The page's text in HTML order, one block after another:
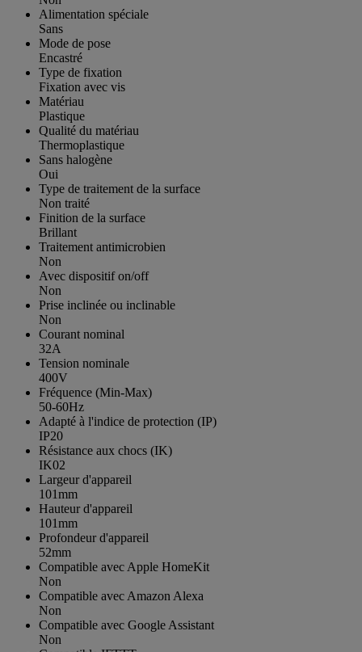
Alimentation spéciale
Sans
Mode de pose
Encastré
Type de fixation
Fixation avec vis
Matériau
Plastique
Qualité du matériau
Thermoplastique
Sans halogène
Oui
Type de traitement de la surface
Non traité
Finition de la surface
Brillant
Traitement antimicrobien
Non
Avec dispositif on/off
Non
Prise inclinée ou inclinable
Non
Courant nominal
32A
Tension nominale
400V
Fréquence (Min-Max)
50-60Hz
Adapté à l'indice de protection (IP)
IP20
Résistance aux chocs (IK)
IK02
Largeur d'appareil
101mm
Hauteur d'appareil
101mm
Profondeur d'appareil
52mm
Compatible avec Apple HomeKit
Non
Compatible avec Amazon Alexa
Non
Compatible avec Google Assistant
Non